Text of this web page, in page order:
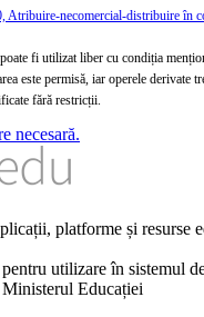
Atribuire-necomercial-distribuire în
fi utilizat liber cu condiția
este permisă, iar operele derivate
fără restricții.
necesară.
platforme și resurse
utilizare în sistemul
Educației